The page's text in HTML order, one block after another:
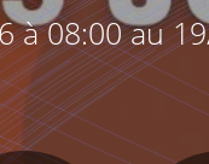
à 08:00 au